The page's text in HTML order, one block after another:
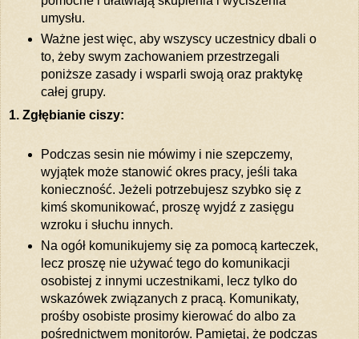
umysłu.
Ważne jest więc, aby wszyscy uczestnicy dbali o
to, żeby swym zachowaniem przestrzegali
poniższe zasady i wsparli swoją oraz praktykę
całej grupy.
1. Zgłębianie ciszy:
Podczas sesin nie mówimy i nie szepczemy,
wyjątek może stanowić okres pracy, jeśli taka
konieczność. Jeżeli potrzebujesz szybko się z
kimś skomunikować, proszę wyjdź z zasięgu
wzroku i słuchu innych.
Na ogół komunikujemy się za pomocą karteczek,
lecz proszę nie używać tego do komunikacji
osobistej z innymi uczestnikami, lecz tylko do
wskazówek związanych z pracą. Komunikaty,
prośby osobiste prosimy kierować do albo za
pośrednictwem monitorów. Pamiętaj, że podczas